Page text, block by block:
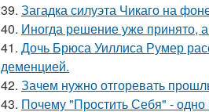
39. Загадка силуэта Чикаго на
40. Иногда решение уже принято,
41. Дочь Брюса Уиллиса Румер
деменцией.
42. Зачем нужно отгоревать
43. Почему "Простить Себя" -